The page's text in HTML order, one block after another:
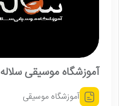
آموزشگاه موسیقی سلاله
آموزشگاه موسیقی